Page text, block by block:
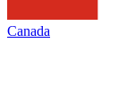
Canada